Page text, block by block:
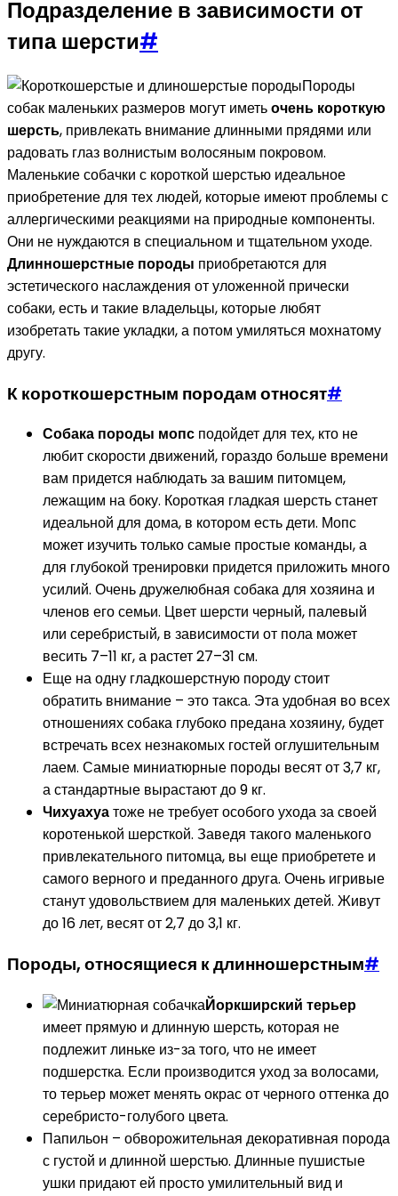
Подразделение в зависимости от
типа шерсти#
Породы
собак маленьких размеров могут иметьочень короткую
шерсть, привлекать внимание длинными прядями или
радовать глаз волнистым волосяным покровом.
Маленькие собачки с короткой шерстью идеальное
приобретение для тех людей, которые имеют проблемы с
аллергическими реакциями на природные компоненты.
Они не нуждаются в специальном и тщательном уходе.
Длинношерстные породы приобретаются для
эстетического наслаждения от уложенной прически
собаки, есть и такие владельцы, которые любят
изобретать такие укладки, а потом умиляться мохнатому
другу.
К короткошерстным породам относят#
Собака породы мопс подойдет для тех, кто не
любит скорости движений, гораздо больше времени
вам придется наблюдать за вашим питомцем,
лежащим на боку. Короткая гладкая шерсть станет
идеальной для дома, в котором есть дети. Мопс
может изучить только самые простые команды, а
для глубокой тренировки придется приложить много
усилий. Очень дружелюбная собака для хозяина и
членов его семьи. Цвет шерсти черный, палевый
или серебристый, в зависимости от пола может
весить 7–11 кг, а растет 27–31 см.
Еще на одну гладкошерстную породу стоит
обратить внимание – это такса. Эта удобная во всех
отношениях собака глубоко предана хозяину, будет
встречать всех незнакомых гостей оглушительным
лаем. Самые миниатюрные породы весят от 3,7 кг,
а стандартные вырастают до 9 кг.
Чихуахуатоже не требует особого ухода за своей
коротенькой шерсткой. Заведя такого маленького
привлекательного питомца, вы еще приобретете и
самого верного и преданного друга. Очень игривые
станут удовольствием для маленьких детей. Живут
до 16 лет, весят от 2,7 до 3,1 кг.
Породы, относящиеся к длинношерстным#
Йоркширский терьер
имеет прямую и длинную шерсть, которая не
подлежит линьке из-за того, что не имеет
подшерстка. Если производится уход за волосами,
то терьер может менять окрас от черного оттенка до
серебристо-голубого цвета.
Папильон – обворожительная декоративная порода
с густой и длинной шерстью. Длинные пушистые
ушки придают ей просто умилительный вид и